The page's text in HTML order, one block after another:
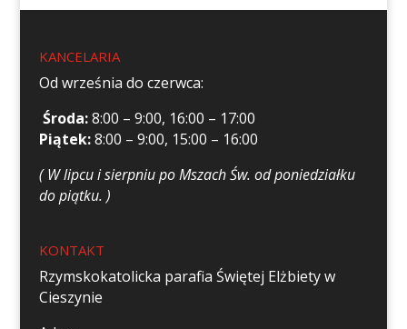
KANCELARIA
Od września do czerwca:
Środa:8:00 – 9:00, 16:00 – 17:00
Piątek:8:00 – 9:00, 15:00 – 16:00
( W lipcu i sierpniu po Mszach Św. od poniedziałku
do piątku. )
KONTAKT
Rzymskokatolicka parafia Świętej Elżbiety w
Cieszynie